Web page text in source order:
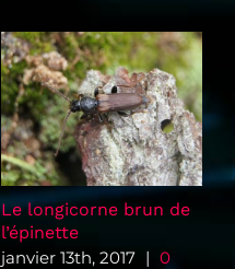
Le longicorne brun de
l’épinette
janvier 13th, 2017 | 0